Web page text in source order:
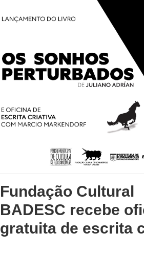
Fundação Cultural
BADESC recebe
gratuita de escrita